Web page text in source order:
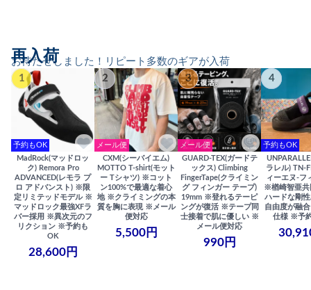
お待たせしました！リピート多数のギアが入荷
再入荷
1
予約もOK
MadRock(マッドロッ
ク) Remora Pro
ADVANCED(レモラ プ
ロ アドバンスト) ※限
定リミテッドモデル ※
マッドロック最強XFラ
バー採用 ※異次元のフ
リクション ※予約も
OK
28,600円
2
メール便
CXM(シーバイエム)
MOTTO T-shirt(モット
ー Tシャツ) ※コット
ン100%で最適な着心
地 ※クライミングの本
質を胸に表現 ※メール
便対応
5,500円
3
メール便
GUARD-TEX(ガードテ
ックス) Climbing
FingerTape(クライミン
グ フィンガー テープ)
19mm ※登れるテーピ
ングが復活 ※テープ同
士接着で肌に優しい ※
メール便対応
990円
4
予約もOK
ラレル) TN-
ィーエヌ-フ
※楢崎智亜
ハードな剛
自由度が融
仕様 ※予